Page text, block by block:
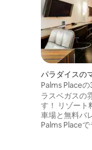
パラダイスの
パート
Palms Place
Luckスイート
ラスベガスの
す！ リゾート料金なし。永久に。 無料駐
車場と無料バ
Palms Place
徴的なパー
高層マンシ